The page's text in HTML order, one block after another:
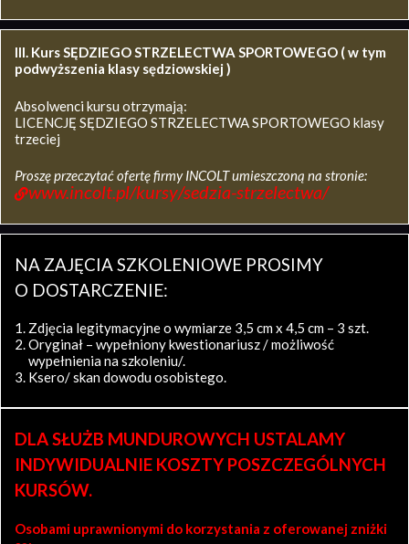
III. Kurs SĘDZIEGO STRZELECTWA SPORTOWEGO ( w tym
podwyższenia klasy sędziowskiej )
Absolwenci kursu otrzymają:
LICENCJĘ SĘDZIEGO STRZELECTWA SPORTOWEGO klasy
trzeciej
Proszę przeczytać ofertę firmy INCOLT umieszczoną na stronie:
www.incolt.pl/kursy/sedzia-strzelectwa/
NA ZAJĘCIA SZKOLENIOWE PROSIMY
O DOSTARCZENIE:
Zdjęcia legitymacyjne o wymiarze 3,5 cm x 4,5 cm – 3 szt.
Oryginał – wypełniony kwestionariusz / możliwość
wypełnienia na szkoleniu/.
Ksero/ skan dowodu osobistego.
DLA SŁUŻB MUNDUROWYCH USTALAMY
INDYWIDUALNIE KOSZTY POSZCZEGÓLNYCH
KURSÓW.
Osobami uprawnionymi do korzystania z oferowanej zniżki